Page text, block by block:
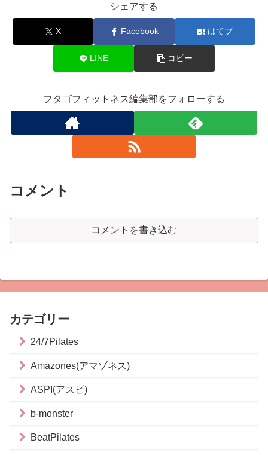
シェアする
X Facebook はてブ
LINE コピー
フタゴフィットネス編集部をフォローする
コメント
コメントを書き込む
カテゴリー
24/7Pilates
Amazones(アマゾネス)
ASPI(アスピ)
b-monster
BeatPilates